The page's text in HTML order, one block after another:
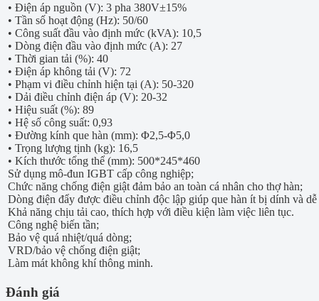
• Điện áp nguồn (V): 3 pha 380V±15%
• Tần số hoạt động (Hz): 50/60
• Công suất đầu vào định mức (kVA): 10,5
• Dòng điện đầu vào định mức (A): 27
• Thời gian tải (%): 40
• Điện áp không tải (V): 72
• Phạm vi điều chỉnh hiện tại (A): 50-320
• Dải điều chỉnh điện áp (V): 20-32
• Hiệu suất (%): 89
• Hệ số công suất: 0,93
• Đường kính que hàn (mm): Φ2,5-Φ5,0
• Trọng lượng tịnh (kg): 16,5
• Kích thước tổng thể (mm): 500*245*460
Sử dụng mô-đun IGBT cấp công nghiệp;
Chức năng chống điện giật đảm bảo an toàn cá nhân cho thợ hàn;
Dòng điện đẩy được điều chỉnh độc lập giúp que hàn ít bị dính và dễ
Khả năng chịu tải cao, thích hợp với điều kiện làm việc liên tục.
Công nghệ biến tần;
Bảo vệ quá nhiệt/quá dòng;
VRD/bảo vệ chống điện giật;
Làm mát không khí thông minh.
Đánh giá